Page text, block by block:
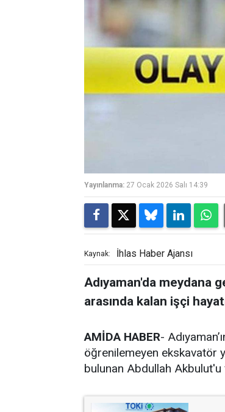
Yayınlanma: 27 Ocak 2026 Salı 14:39
Kaynak: İhlas Haber Ajansı
Adıyaman'da meydana
arasında kalan işçi
AMİDA HABER-
öğrenilemeyen ekskavatör
bulunan Abdullah Akbulut'u